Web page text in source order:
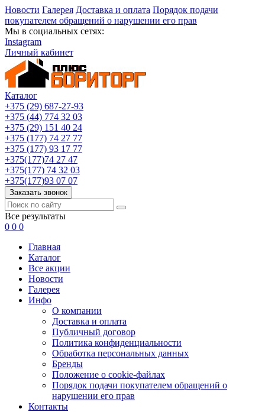
Новости Галерея Доставка и оплата Порядок подачи
покупателем обращений о нарушении его прав
Мы в социальных сетях:
Instagram
Личный кабинет
Каталог
+375 (29) 687-27-93
+375 (44) 774 32 03
+375 (29) 151 40 24
+375 (177) 74 27 77
+375 (177) 93 17 77
+375(177)74 27 47
+375(177) 74 32 03
+375(177)93 07 07
Заказать звонок
Все результаты
0 0 0
Главная
Каталог
Все акции
Новости
Галерея
Инфо
О компании
Доставка и оплата
Публичный договор
Политика конфиденциальности
Обработка персональных данных
Бренды
Положение о cookie-файлах
Порядок подачи покупателем обращений о
нарушении его прав
Контакты